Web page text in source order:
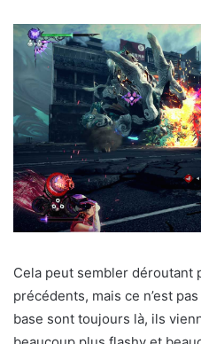
Cela peut sembler déroutant
précédents, mais ce n’est
base sont toujours là, ils